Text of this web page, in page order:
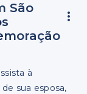
São
à
sua esposa,